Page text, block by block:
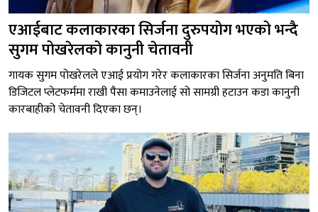
एआईबाट कलाकारका सिर्जना दुरुपयोग भएको भन्दै
सुगम पोखरेलको कानुनी चेतावनी
गायक सुगम पोखरेलले एआई प्रयोग गरेर कलाकारका सिर्जना अनुमति बिना
डिजिटल प्लेटफर्ममा राखी पैसा कमाउनेलाई सो सामग्री हटाउन कडा कानुनी
कारबाहीको चेतावनी दिएका छन्।